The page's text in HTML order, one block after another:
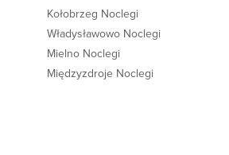
Kołobrzeg Noclegi
Władysławowo Noclegi
Mielno Noclegi
Międzyzdroje Noclegi